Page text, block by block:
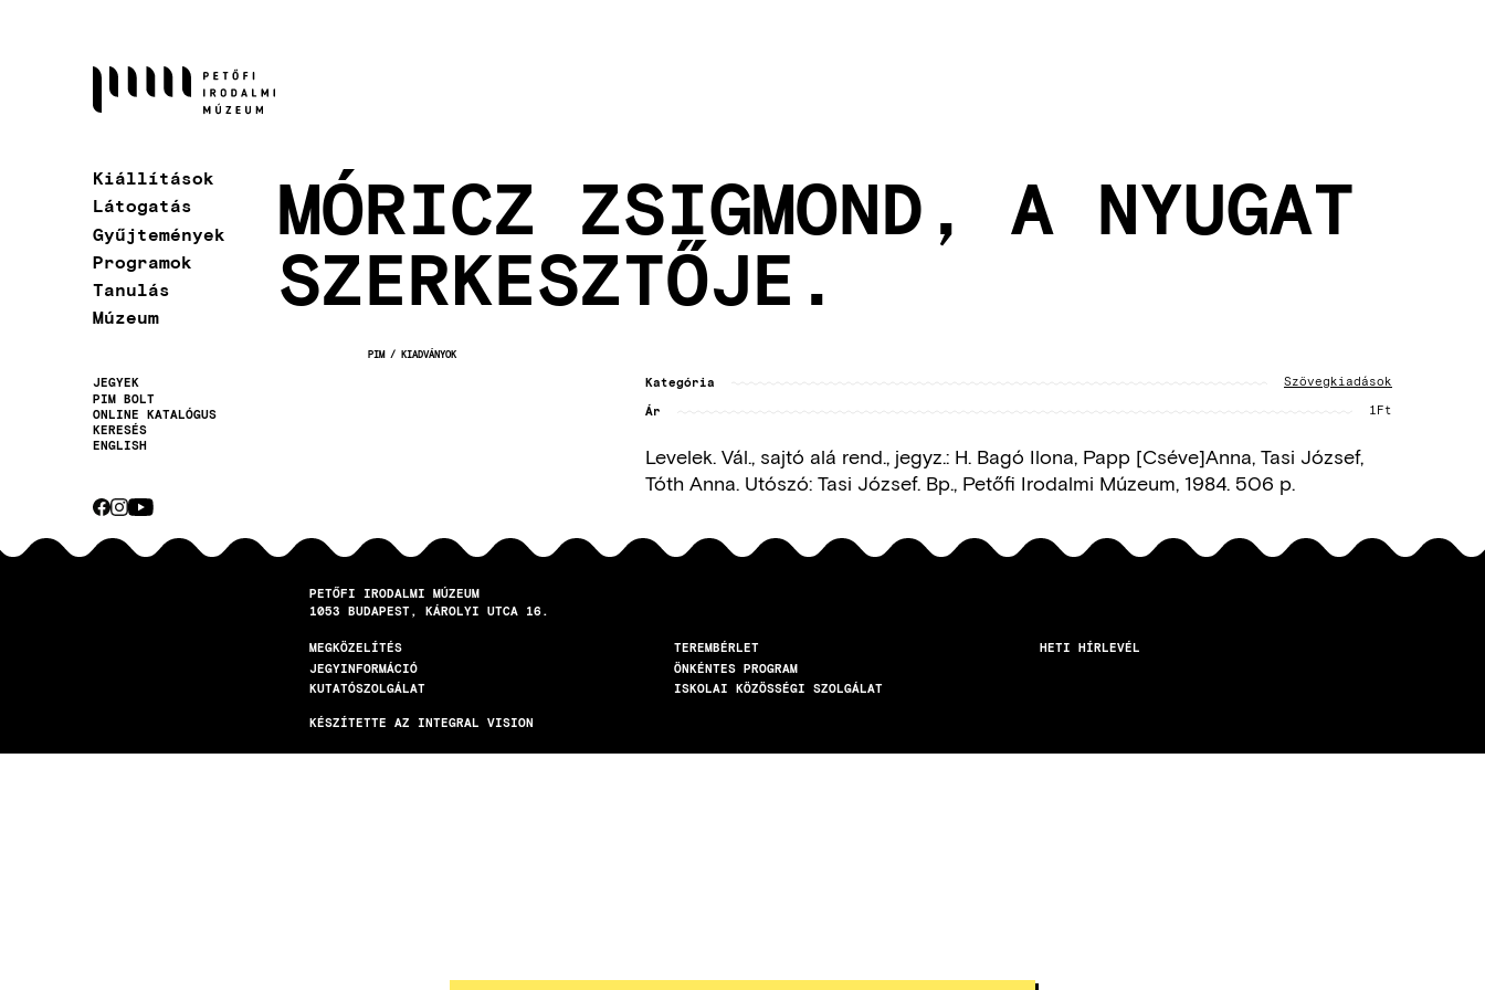
Kiállítások
Látogatás
Gyűjtemények
Programok
Tanulás
Múzeum
Másodlagos
navigáció
JEGYEK
PIM BOLT
ONLINE KATALÓGUS
KERESÉS
ENGLISH
Közösségi
média
PIM KIADVÁNYOK
MÓRICZ ZSIGMOND, A NYUGAT
SZERKESZTŐJE.
Kategória Szövegkiadások
Ár 1Ft
Levelek. Vál., sajtó alá rend., jegyz.: H. Bagó Ilona, Papp [Cséve]Anna, Tasi József,
Tóth Anna. Utószó: Tasi József. Bp., Petőfi Irodalmi Múzeum, 1984. 506 p.
PETŐFI IRODALMI MÚZEUM
1053
BUDAPEST KÁROLYI UTCA 16.
LÁBLÉC
MEGKÖZELÍTÉS
JEGYINFORMÁCIÓ
KUTATÓSZOLGÁLAT
TEREMBÉRLET
ÖNKÉNTES PROGRAM
ISKOLAI KÖZÖSSÉGI SZOLGÁLAT
HETI HÍRLEVÉL
KÉSZÍTETTE AZ INTEGRAL VISION